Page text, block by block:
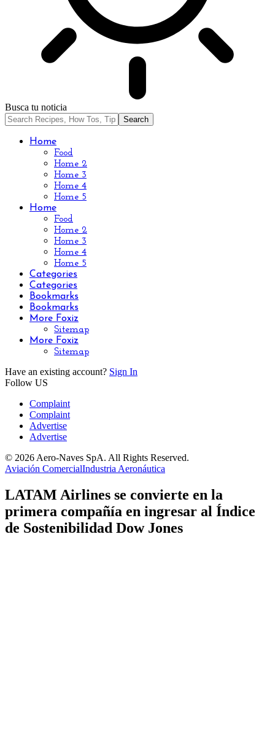
Busca tu noticia
Home
Food
Home 2
Home 3
Home 4
Home 5
Home
Food
Home 2
Home 3
Home 4
Home 5
Categories
Categories
Bookmarks
Bookmarks
More Foxiz
Sitemap
More Foxiz
Sitemap
Have an existing account? Sign In
Follow US
Complaint
Complaint
Advertise
Advertise
© 2026 Aero-Naves SpA. All Rights Reserved.
Aviación ComercialIndustria Aeronáutica
LATAM Airlines se convierte en la
primera compañía en ingresar al Índice
de Sostenibilidad Dow Jones